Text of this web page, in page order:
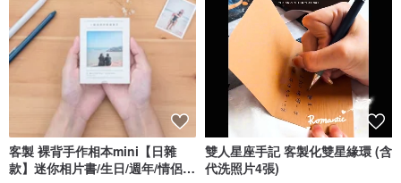
客製 裸背手作相本mini【日雜
款】迷你相片書/生日/週年/情侶禮
雙人星座手記 客製化雙星緣環 (含
代洗照片4張)